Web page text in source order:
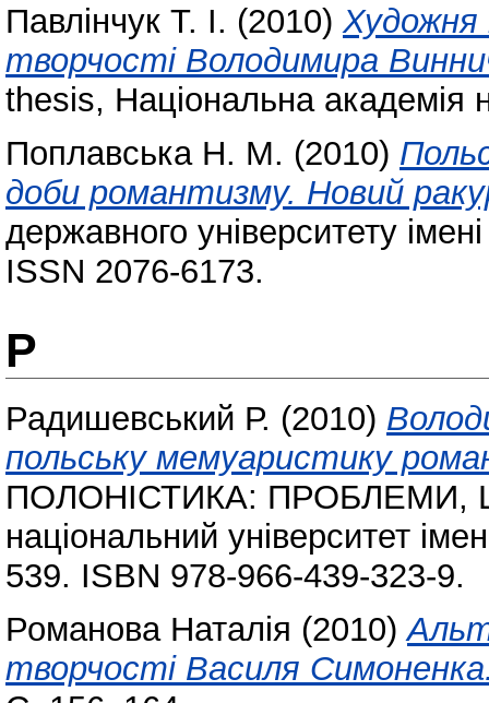
Павлінчук Т. І. (2010) Художня
творчості Володимира
thesis, Національна академія
Поплавська Н. М. (2010)
доби романтизму. Новий
державного університету
ISSN 2076-6173.
Р
Радишевський Р. (2010)
польську мемуаристику
ПОЛОНІСТИКА: ПРОБЛЕМИ,
національний університет
539. ISBN 978-966-439-323-9.
Романова Наталія (2010)
творчості Василя